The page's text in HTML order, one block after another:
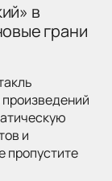
в
грани
и